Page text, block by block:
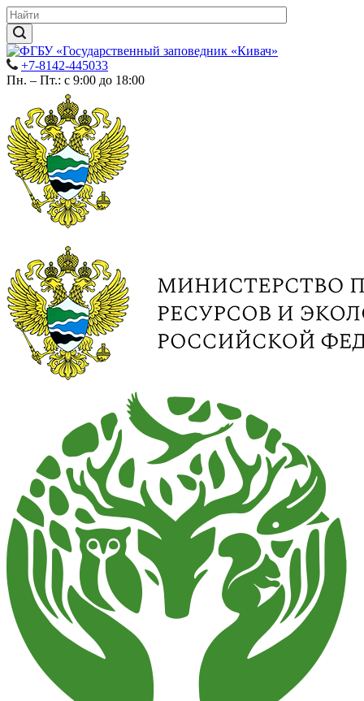
+7-8142-445033
Пн. – Пт.: с 9:00 до 18:00